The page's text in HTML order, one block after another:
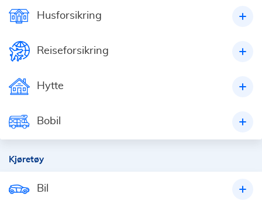
Husforsikring
Reiseforsikring
Hytte
Bobil
Kjøretøy
Bil